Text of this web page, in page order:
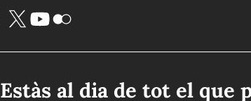
Estàs al dia de tot el que